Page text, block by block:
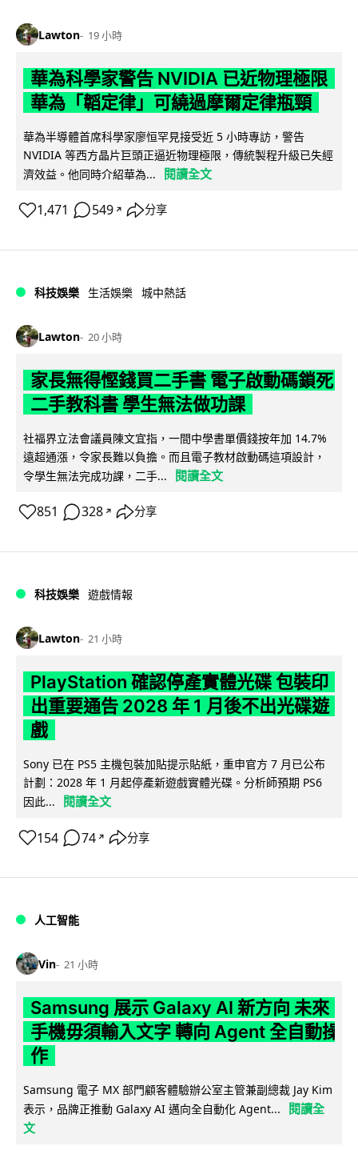
Lawton 19 小時
華為科學家警告 NVIDIA 已近物理極限
華為「韜定律」可繞過摩爾定律瓶頸
華為半導體首席科學家廖恒罕見接受近 5 小時專訪，警告
NVIDIA 等西方晶片巨頭正逼近物理極限，傳統製程升級已失經
濟效益。他同時介紹華為...
閱讀全文
1,471 549 ↗ 分享
科技娛樂 生活娛樂 城中熱話
Lawton 20 小時
家長無得慳錢買二手書 電子啟動碼鎖死
二手教科書 學生無法做功課
社福界立法會議員陳文宜指，一間中學書單價錢按年加 14.7%
遠超通漲，令家長難以負擔。而且電子教材啟動碼這項設計，
令學生無法完成功課，二手...
閱讀全文
851 328 ↗ 分享
科技娛樂 遊戲情報
Lawton 21 小時
PlayStation 確認停產實體光碟 包裝印
出重要通告 2028 年 1 月後不出光碟遊
戲
Sony 已在 PS5 主機包裝加貼提示貼紙，重申官方 7 月已公布
計劃：2028 年 1 月起停產新遊戲實體光碟。分析師預期 PS6
因此...
閱讀全文
154 74 ↗ 分享
人工智能
Vin 21 小時
Samsung 展示 Galaxy AI 新方向 未來
手機毋須輸入文字 轉向 Agent 全自動操
作
Samsung 電子 MX 部門顧客體驗辦公室主管兼副總裁 Jay Kim
表示，品牌正推動 Galaxy AI 邁向全自動化 Agent...
閱讀全
文